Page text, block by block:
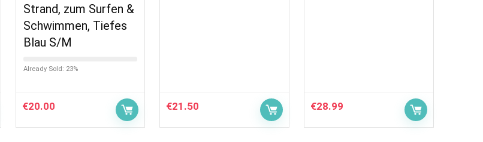
Strand, zum Surfen &
Schwimmen, Tiefes
Blau S/M
Already Sold: 23%
€20.00 €21.50 €28.99